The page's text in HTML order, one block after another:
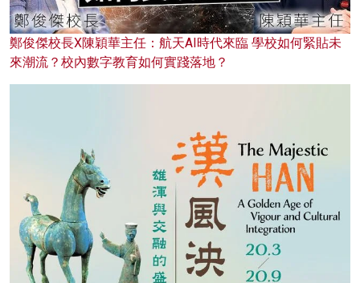
鄭俊傑校長X陳穎華主任：航天AI時代來臨 學校如何緊貼未
來潮流？校內數字教育如何實踐落地？